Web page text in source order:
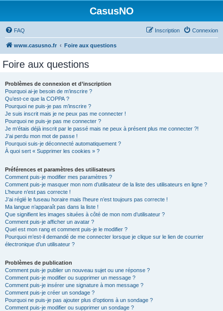
CasusNO
FAQ Connexion
Inscription
www.casusno.fr Foire aux questions
Foire aux questions
Problèmes de connexion et d’inscription
Pourquoi ai-je besoin de m’inscrire ?
Qu’est-ce que la COPPA ?
Pourquoi ne puis-je pas m’inscrire ?
Je suis inscrit mais je ne peux pas me connecter !
Pourquoi ne puis-je pas me connecter ?
Je m’étais déjà inscrit par le passé mais ne peux à présent plus me connecter ?!
J’ai perdu mon mot de passe !
Pourquoi suis-je déconnecté automatiquement ?
À quoi sert « Supprimer les cookies » ?
Préférences et paramètres des utilisateurs
Comment puis-je modifier mes paramètres ?
Comment puis-je masquer mon nom d’utilisateur de la liste des utilisateurs en ligne ?
L’heure n’est pas correcte !
J’ai réglé le fuseau horaire mais l’heure n’est toujours pas correcte !
Ma langue n’apparaît pas dans la liste !
Que signifient les images situées à côté de mon nom d’utilisateur ?
Comment puis-je afficher un avatar ?
Quel est mon rang et comment puis-je le modifier ?
Pourquoi m’est-il demandé de me connecter lorsque je clique sur le lien de courrier
électronique d’un utilisateur ?
Problèmes de publication
Comment puis-je publier un nouveau sujet ou une réponse ?
Comment puis-je modifier ou supprimer un message ?
Comment puis-je insérer une signature à mon message ?
Comment puis-je créer un sondage ?
Pourquoi ne puis-je pas ajouter plus d’options à un sondage ?
Comment puis-je modifier ou supprimer un sondage ?